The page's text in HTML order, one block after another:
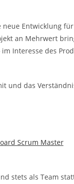
Entwicklung
an Mehrwert
Interesse des
und das
stets als Team